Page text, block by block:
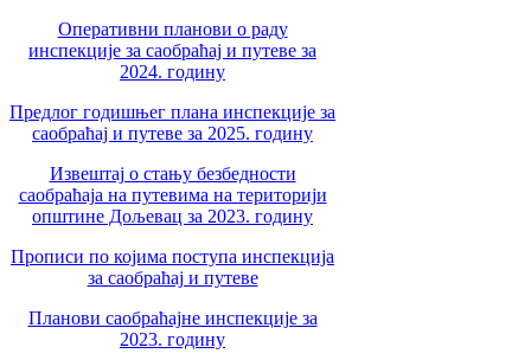
Оперативни планови о раду
инспекције за саобраћај и путеве за
2024. годину
Предлог годишњег плана инспекције за
саобраћај и путеве за 2025. годину
Извештај о стању безбедности
саобраћаја на путевима на територији
општине Дољевац за 2023. годину
Прописи по којима поступа инспекција
за саобраћај и путеве
Планови саобраћајне инспекције за
2023. годину